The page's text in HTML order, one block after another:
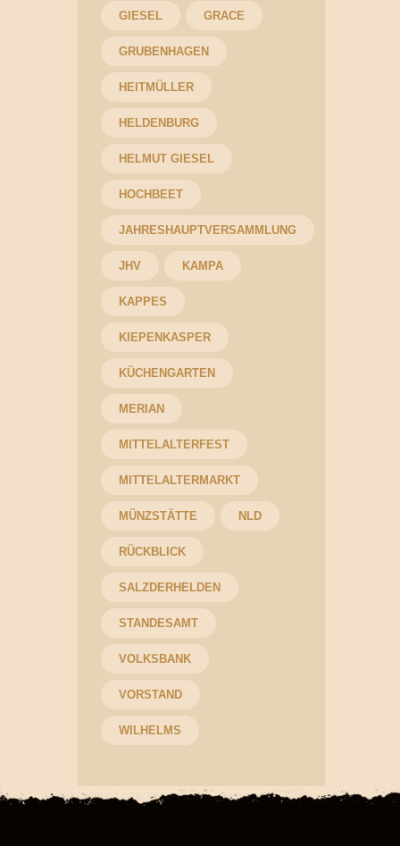
GIESEL GRACE
GRUBENHAGEN
HEITMÜLLER
HELDENBURG
HELMUT GIESEL
HOCHBEET
JAHRESHAUPTVERSAMMLUNG
JHV KAMPA
KAPPES
KIEPENKASPER
KÜCHENGARTEN
MERIAN
MITTELALTERFEST
MITTELALTERMARKT
MÜNZSTÄTTE NLD
RÜCKBLICK
SALZDERHELDEN
STANDESAMT
VOLKSBANK
VORSTAND
WILHELMS